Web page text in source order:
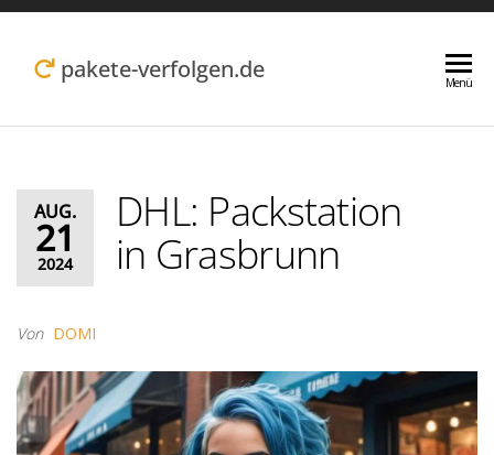
Zum
Inhalt pakete-verfolgen.de Menü
AUG.
21
2024
DHL: Packstation
in Grasbrunn
Von DOMI